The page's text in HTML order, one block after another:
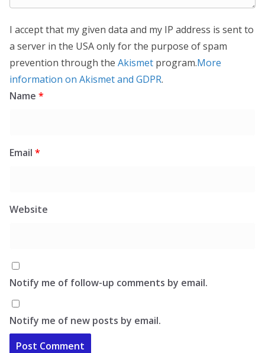
I accept that my given data and my IP address is sent to
a server in the USA only for the purpose of spam
prevention through the Akismet program.More
information on Akismet and GDPR.
Name *
Email *
Website
Notify me of follow-up comments by email.
Notify me of new posts by email.